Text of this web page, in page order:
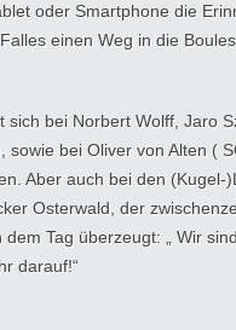
oder Smartphone die
einen Weg in die
sich bei Norbert Wolff, Jaro
sowie bei Oliver von Alten (
Aber auch bei den
Osterwald, der
dem Tag überzeugt: „ Wir
darauf!“